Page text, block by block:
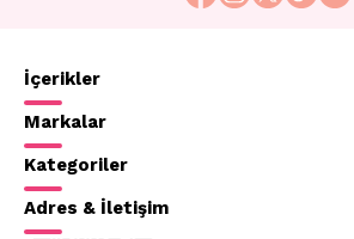
İçerikler
Markalar
Kategoriler
Adres & İletişim